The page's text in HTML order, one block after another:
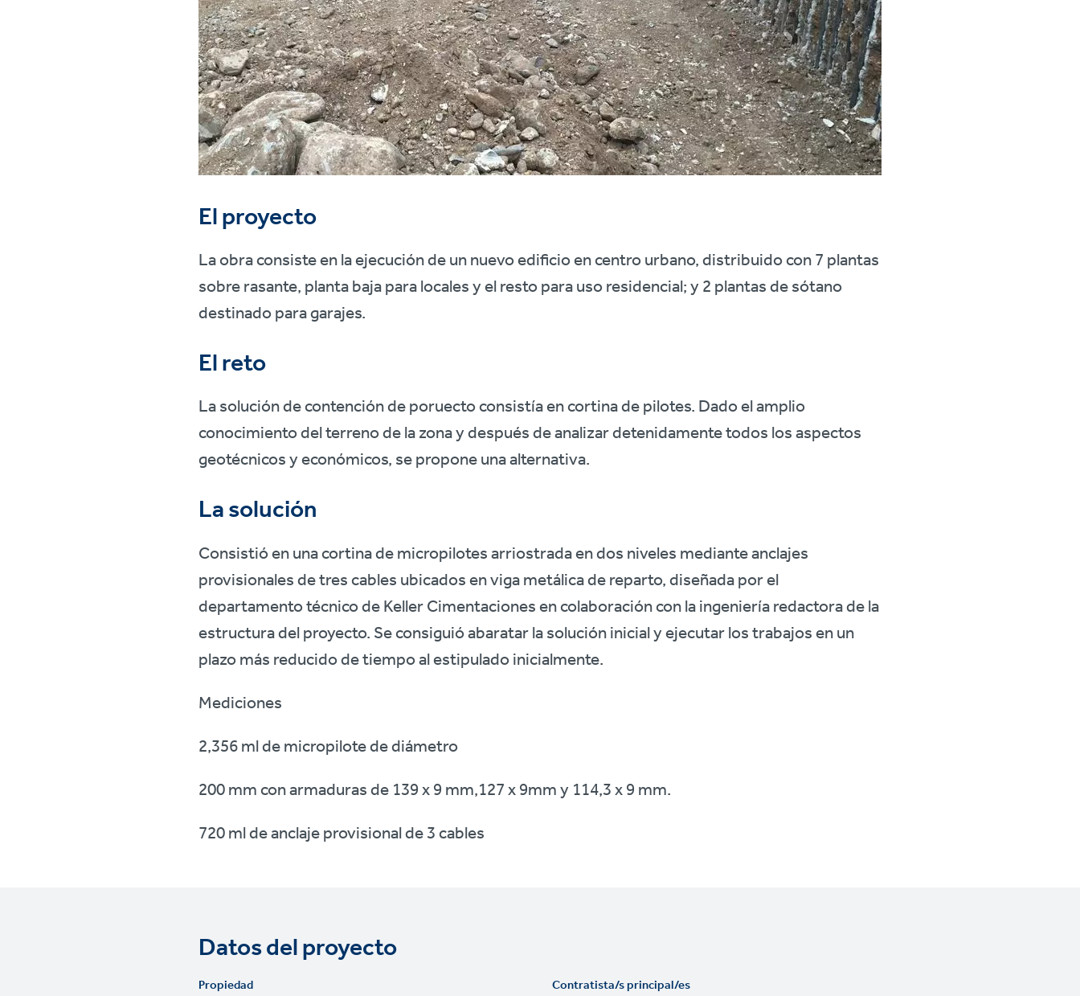
El proyecto
La obra consiste en la ejecución de un nuevo edificio en centro urbano, distribuido con 7 plantas
sobre rasante, planta baja para locales y el resto para uso residencial; y 2 plantas de sótano
destinado para garajes.
El reto
La solución de contención de poruecto consistía en cortina de pilotes. Dado el amplio
conocimiento del terreno de la zona y después de analizar detenidamente todos los aspectos
geotécnicos y económicos, se propone una alternativa.
La solución
Consistió en una cortina de micropilotes arriostrada en dos niveles mediante anclajes
provisionales de tres cables ubicados en viga metálica de reparto, diseñada por el
departamento técnico de Keller Cimentaciones en colaboración con la ingeniería redactora de la
estructura del proyecto. Se consiguió abaratar la solución inicial y ejecutar los trabajos en un
plazo más reducido de tiempo al estipulado inicialmente.
Mediciones
2,356 ml de micropilote de diámetro
200 mm con armaduras de 139 x 9 mm,127 x 9mm y 114,3 x 9 mm.
720 ml de anclaje provisional de 3 cables
Datos del proyecto
Propiedad Contratista/s principal/es